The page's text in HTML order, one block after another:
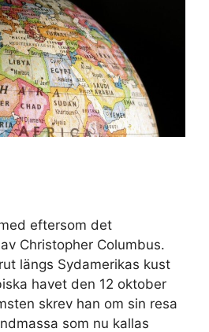
eftersom det
Christopher Columbus.
längs Sydamerikas kust
havet den 12 oktober
skrev han om sin resa
som nu kallas